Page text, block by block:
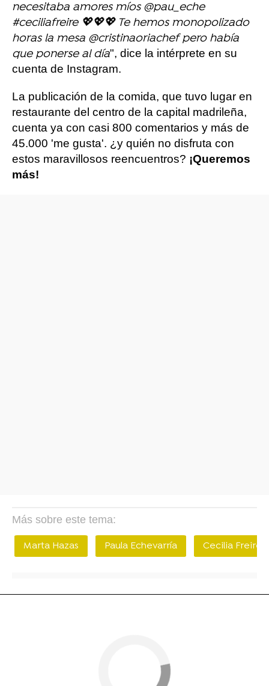
necesitaba amores míos @pau_eche
#ceciliafreire 💖💖💖 Te hemos monopolizado
horas la mesa @cristinaoriachef pero había
que ponerse al día", dice la intérprete en su
cuenta de Instagram.
La publicación de la comida, que tuvo lugar en
restaurante del centro de la capital madrileña,
cuenta ya con casi 800 comentarios y más de
45.000 'me gusta'. ¿y quién no disfruta con
estos maravillosos reencuentros? ¡Queremos
más!
Más sobre este tema:
Marta Hazas Paula Echevarría Cecilia Freire